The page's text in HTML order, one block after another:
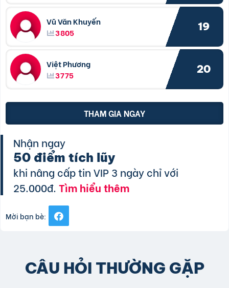
Vũ Văn Khuyến
3805
19
Việt Phương
3775
20
THAM GIA NGAY
Nhận ngay
50 điểm tích lũy
khi nâng cấp tin VIP 3 ngày chỉ với
25.000đ.Tìm hiểu thêm
Mời bạn bè:
CÂU HỎI THƯỜNG GẶP